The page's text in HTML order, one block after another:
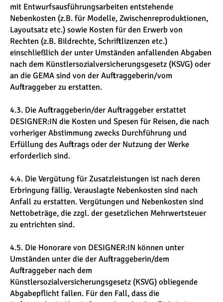
mit Entwurfsausführungsarbeiten entstehende
Nebenkosten (z.B. für Modelle, Zwischenreproduktionen,
Layoutsatz etc.) sowie Kosten für den Erwerb von
Rechten (z.B. Bildrechte, Schriftlizenzen etc.)
einschließlich der unter Umständen anfallenden Abgaben
nach dem Künstlersozialversicherungsgesetz (KSVG) oder
an die GEMA sind von der Auftraggeberin/vom
Auftraggeber zu erstatten.
4.3. Die Auftraggeberin/der Auftraggeber erstattet
DESIGNER:IN die Kosten und Spesen für Reisen, die nach
vorheriger Abstimmung zwecks Durchführung und
Erfüllung des Auftrags oder der Nutzung der Werke
erforderlich sind.
4.4. Die Vergütung für Zusatzleistungen ist nach deren
Erbringung fällig. Verauslagte Nebenkosten sind nach
Anfall zu erstatten. Vergütungen und Nebenkosten sind
Nettobeträge, die zzgl. der gesetzlichen Mehrwertsteuer
zu entrichten sind.
4.5. Die Honorare von DESIGNER:IN können unter
Umständen unter die der Auftraggeberin/dem
Auftraggeber nach dem
Künstlersozialversicherungsgesetz (KSVG) obliegende
Abgabepflicht fallen. Für den Fall, dass die